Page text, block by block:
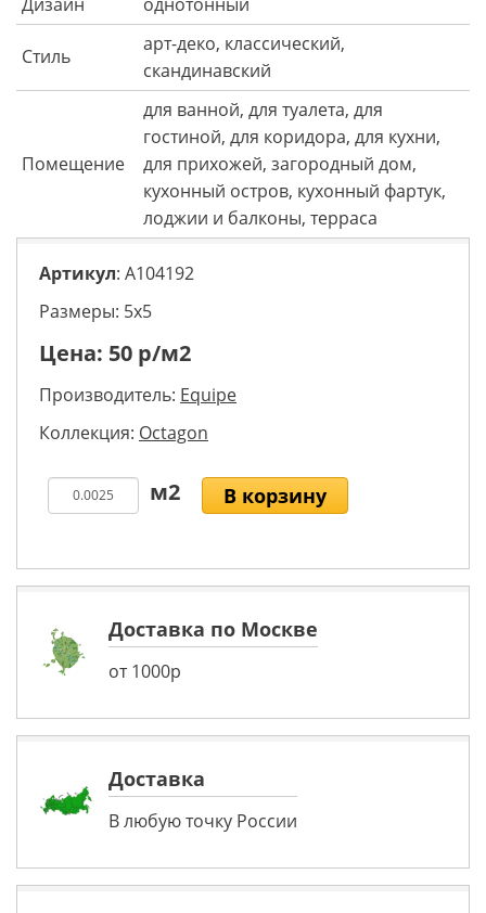
Стиль
арт-деко, классический,
скандинавский
Помещение
для ванной, для туалета, для
гостиной, для коридора, для кухни,
для прихожей, загородный дом,
кухонный остров, кухонный фартук,
лоджии и балконы, терраса
Артикул: A104192
Размеры: 5х5
Цена: 50 р/м2
Производитель: Equipe
Коллекция: Octagon
В корзину
Доставка по Москве
от 1000р
Доставка
В любую точку России